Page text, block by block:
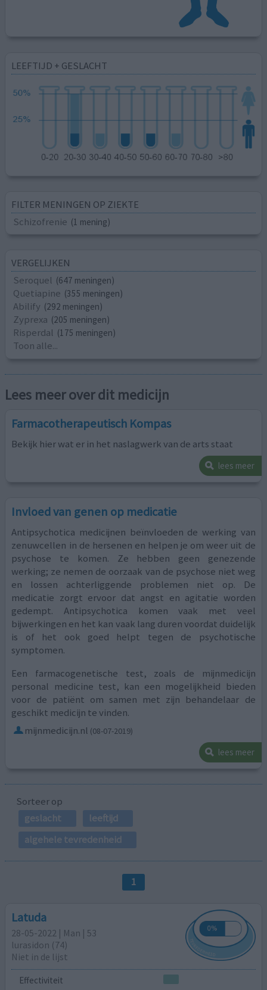
LEEFTIJD + GESLACHT
FILTER MENINGEN OP ZIEKTE
Schizofrenie (1 mening)
VERGELIJKEN
Seroquel (647 meningen)
Quetiapine (355 meningen)
Abilify (292 meningen)
Zyprexa (205 meningen)
Risperdal (175 meningen)
Toon alle...
Lees meer over dit medicijn
Farmacotherapeutisch Kompas
Bekijk hier wat er in het naslagwerk van de arts staat
lees meer
Invloed van genen op medicatie
Antipsychotica medicijnen beïnvloeden de werking van
zenuwcellen in de hersenen en helpen je om weer uit de
psychose te komen. Ze hebben geen genezende
werking; ze nemen de oorzaak van de psychose niet weg
en lossen achterliggende problemen niet op. De
medicatie zorgt ervoor dat angst en agitatie worden
gedempt. Antipsychotica komen vaak met veel
bijwerkingen en het kan vaak lang duren voordat duidelijk
is of het ook goed helpt tegen de psychotische
symptomen.
Een farmacogenetische test, zoals de mijnmedicijn
personal medicine test, kan een mogelijkheid bieden
voor de patiënt om samen met zijn behandelaar de
geschikt medicijn te vinden.
mijnmedicijn.nl (08-07-2019)
lees meer
Sorteer op
geslacht
leeftijd
algehele tevredenheid
1
Latuda
28-05-2022 | Man | 53
lurasidon (74)
Niet in de lijst
Effectiviteit